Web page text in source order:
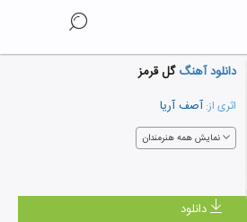
دانلود آهنگگل قرمز
اثری از: آصف آریا
نمایش همه هنرمندان
دانلود